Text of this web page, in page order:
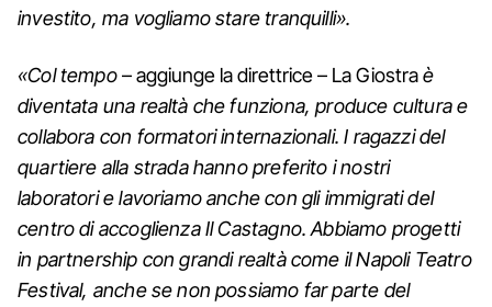
investito, ma vogliamo stare tranquilli».
«Col tempo– aggiunge la direttrice – La Giostraè
diventata una realtà che funziona, produce cultura e
collabora con formatori internazionali. I ragazzi del
quartiere alla strada hanno preferito i nostri
laboratori e lavoriamo anche con gli immigrati del
centro di accoglienza Il Castagno. Abbiamo progetti
in partnership con grandi realtà come il Napoli Teatro
Festival, anche se non possiamo far parte del